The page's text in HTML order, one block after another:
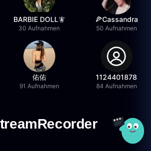
BARBIE DOLL🧚
30 Aufnahmen
🍕Cassandra
50 Aufnahmen
佑佑
91 Aufnahmen
1124401878
84 Aufnahmen